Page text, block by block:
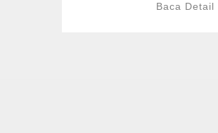
Baca Detail